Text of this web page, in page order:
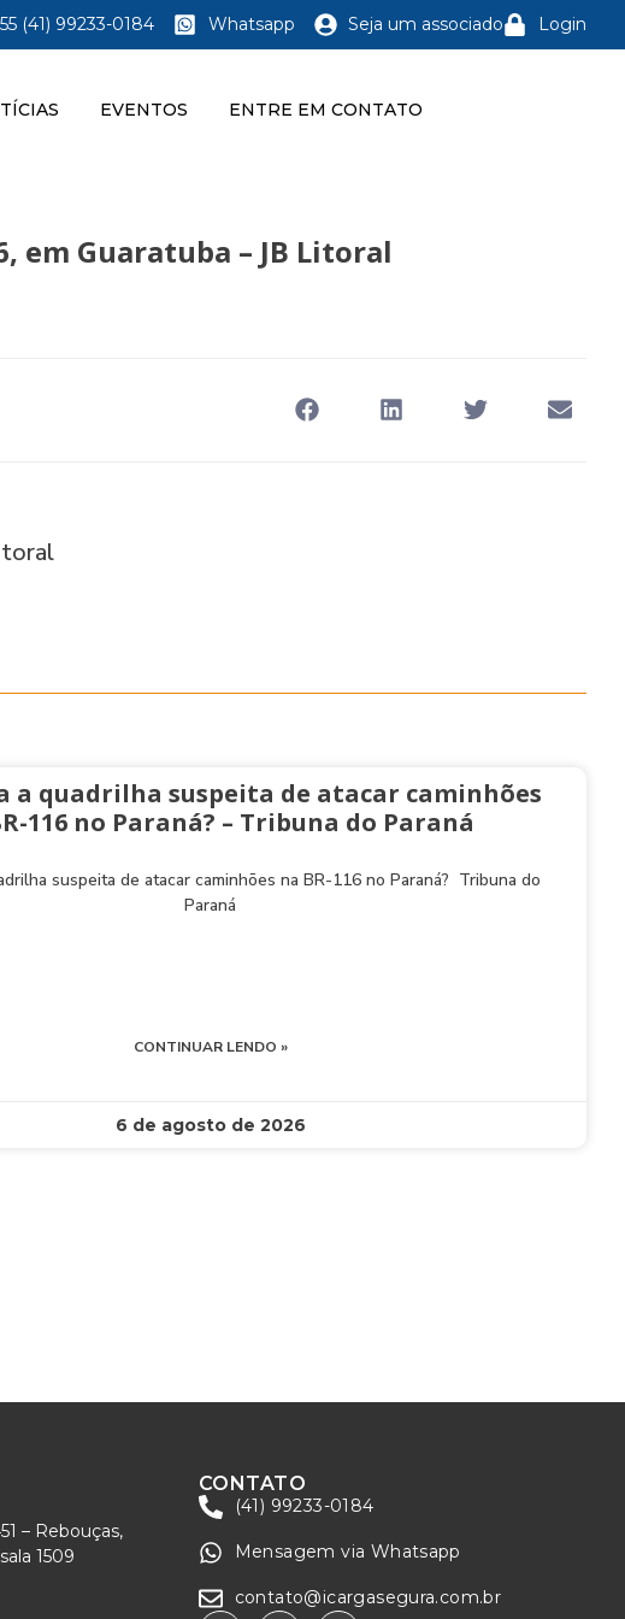
(41) 99233-0184 Whatsapp Seja um associado Login
EVENTOS ENTRE EM CONTATO
em Guaratuba – JB Litoral
a quadrilha suspeita de atacar caminhões
116 no Paraná? – Tribuna do Paraná
suspeita de atacar caminhões na BR-116 no Paraná? Tribuna do
Paraná
CONTINUAR LENDO »
6 de agosto de 2026
– Rebouças,
1509
CONTATO
(41) 99233-0184
Mensagem via Whatsapp
contato@icargasegura.com.br